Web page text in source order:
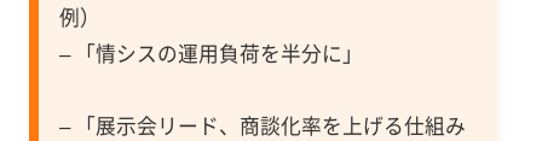
例）
– 「情シスの運用負荷を半分に」
– 「展示会リード、商談化率を上げる仕組み